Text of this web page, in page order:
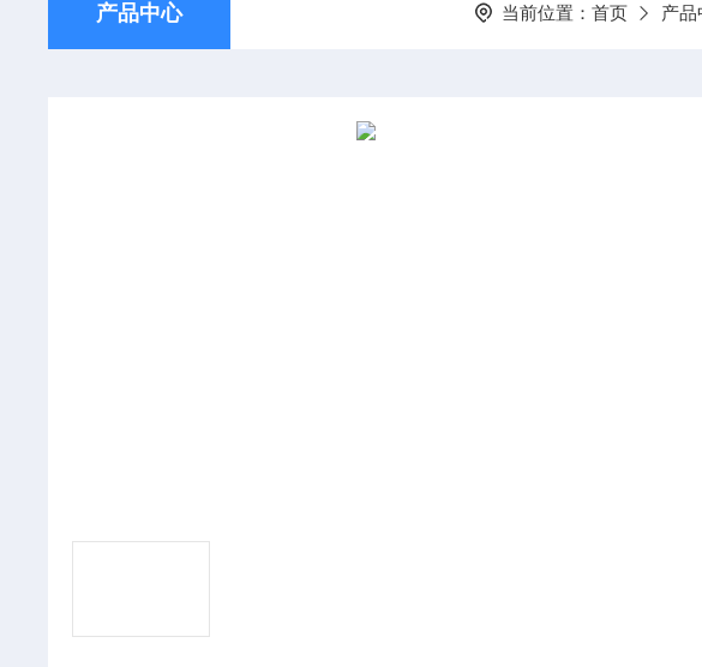
产品中心 当前位置：首页 产品